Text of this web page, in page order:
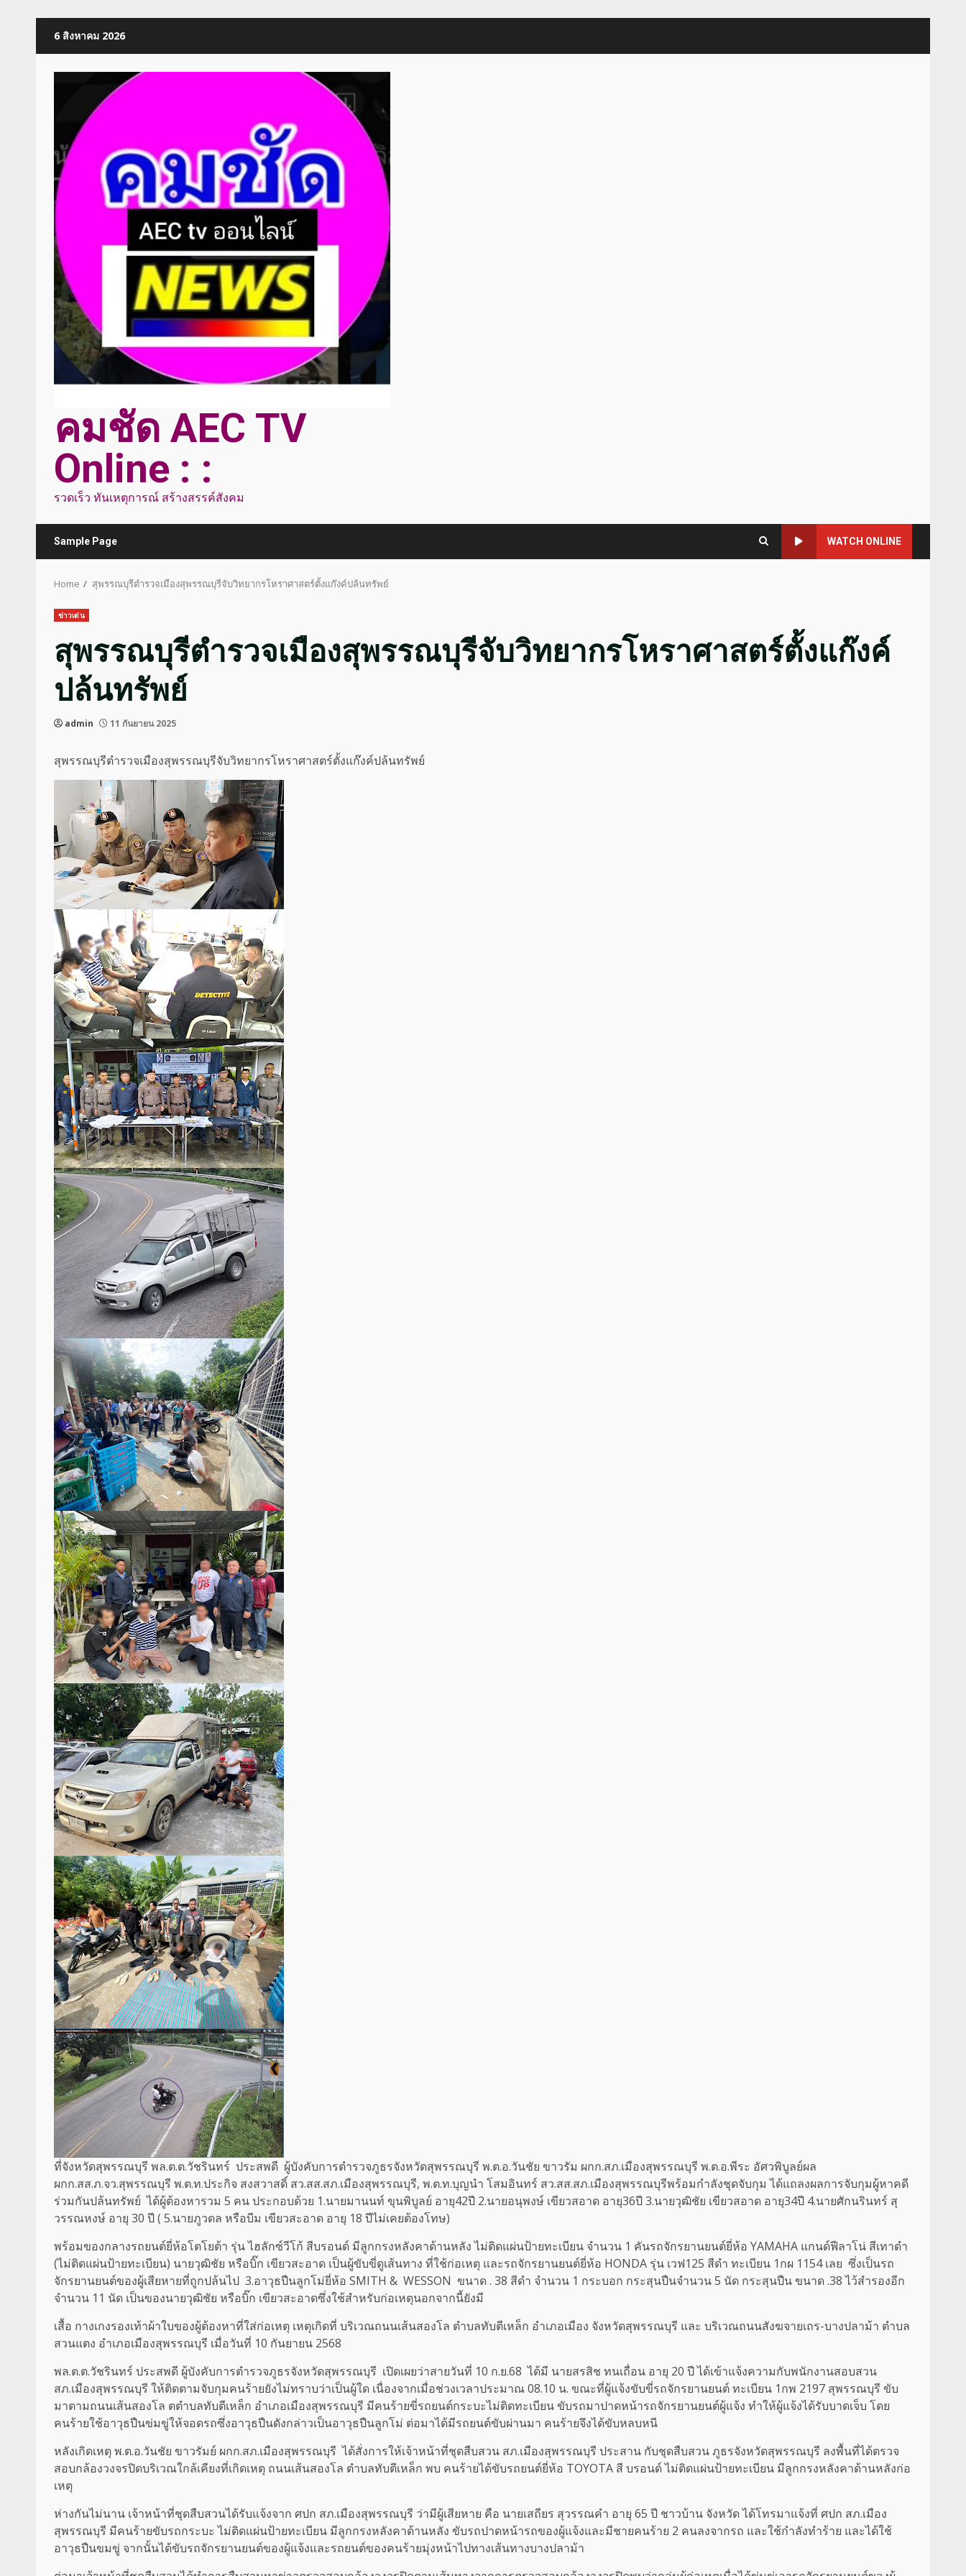
6 สิงหาคม 2026
คมชัด AEC TV
Online : :
รวดเร็ว ทันเหตุการณ์ สร้างสรรค์สังคม
Sample Page WATCH ONLINE
Home สุพรรณบุรีตำรวจเมืองสุพรรณบุรีจับวิทยากรโหราศาสตร์ตั้งแก๊งค์ปล้นทรัพย์
ข่าวเด่น
สุพรรณบุรีตำรวจเมืองสุพรรณบุรีจับวิทยากรโหราศาสตร์ตั้งแก๊งค์
ปล้นทรัพย์
admin 11 กันยายน 2025
สุพรรณบุรีตำรวจเมืองสุพรรณบุรีจับวิทยากรโหราศาสตร์ตั้งแก๊งค์ปล้นทรัพย์
ที่จังหวัดสุพรรณบุรี พล.ต.ต.วัชรินทร์ ประสพดี ผู้บังคับการตำรวจภูธรจังหวัดสุพรรณบุรี พ.ต.อ.วันชัย ขาวรัม ผกก.สภ.เมืองสุพรรณบุรี พ.ต.อ.พีระ อัศวพิบูลย์ผล
ผกก.สส.ภ.จว.สุพรรณบุรี พ.ต.ท.ประกิจ สงสวาสดิ์ สว.สส.สภ.เมืองสุพรรณบุรี, พ.ต.ท.บุญนำ โสมอินทร์ สว.สส.สภ.เมืองสุพรรณบุรีพร้อมกำลังชุดจับกุม ได้แถลงผลการจับกุมผู้หาคดี
ร่วมกันปล้นทรัพย์ ได้ผู้ต้องหารวม 5 คน ประกอบด้วย 1.นายมานนท์ ขุนพิบูลย์ อายุ42ปี 2.นายอนุพงษ์ เขียวสอาด อายุ36ปี 3.นายวุฒิชัย เขียวสอาด อายุ34ปี 4.นายศักนรินทร์ สุ
วรรณหงษ์ อายุ 30 ปี ( 5.นายภูวดล หรือบีม เขียวสะอาด อายุ 18 ปีไม่เคยต้องโทษ)
พร้อมของกลางรถยนต์ยี่ห้อโตโยต้า รุ่น ไฮลักซ์วีโก้ สีบรอนด์ มีลูกกรงหลังคาด้านหลัง ไม่ติดแผ่นป้ายทะเบียน จำนวน 1 คันรถจักรยานยนต์ยี่ห้อ YAMAHA แกนด์ฟีลาโน่ สีเทาดำ
(ไม่ติดแผ่นป้ายทะเบียน) นายวุฒิชัย หรือบิ๊ก เขียวสะอาด เป็นผู้ขับขี่ดูเส้นทาง ที่ใช้ก่อเหตุ และรถจักรยานยนต์ยี่ห้อ HONDA รุ่น เวฟ125 สีดำ ทะเบียน 1กผ 1154 เลย ซึ่งเป็นรถ
จักรยานยนต์ของผู้เสียหายที่ถูกปล้นไป 3.อาวุธปืนลูกโม่ยี่ห้อ SMITH & WESSON ขนาด . 38 สีดำ จำนวน 1 กระบอก กระสุนปืนจำนวน 5 นัด กระสุนปืน ขนาด .38 ไว้สำรองอีก
จำนวน 11 นัด เป็นของนายวุฒิชัย หรือบิ๊ก เขียวสะอาดซึ่งใช้สำหรับก่อเหตุนอกจากนี้ยังมี
เสื้อ กางเกงรองเท้าผ้าใบของผู้ต้องหาที่ใส่ก่อเหตุ เหตุเกิดที่ บริเวณถนนเส้นสองโล ตำบลทับตีเหล็ก อำเภอเมือง จังหวัดสุพรรณบุรี และ บริเวณถนนสังฆจายเถร-บางปลาม้า ตำบล
สวนแตง อำเภอเมืองสุพรรณบุรี เมื่อวันที่ 10 กันยายน 2568
พล.ต.ต.วัชรินทร์ ประสพดี ผู้บังคับการตำรวจภูธรจังหวัดสุพรรณบุรี เปิดเผยว่าสายวันที่ 10 ก.ย.68 ได้มี นายสรสิช ทนเถื่อน อายุ 20 ปี ได้เข้าแจ้งความกับพนักงานสอบสวน
สภ.เมืองสุพรรณบุรี ให้ติดตามจับกุมคนร้ายยังไม่ทราบว่าเป็นผู้ใด เนื่องจากเมื่อช่วงเวลาประมาณ 08.10 น. ขณะที่ผู้แจ้งขับขี่รถจักรยานยนต์ ทะเบียน 1กพ 2197 สุพรรณบุรี ขับ
มาตามถนนเส้นสองโล ตตำบลทับตีเหล็ก อำเภอเมืองสุพรรณบุรี มีคนร้ายขี่รถยนต์กระบะไม่ติดทะเบียน ขับรถมาปาดหน้ารถจักรยานยนต์ผู้แจ้ง ทำให้ผู้แจ้งได้รับบาดเจ็บ โดย
คนร้ายใช้อาวุธปืนข่มขู่ให้จอดรถซึ่งอาวุธปืนดังกล่าวเป็นอาวุธปืนลูกโม่ ต่อมาได้มีรถยนต์ขับผ่านมา คนร้ายจึงได้ขับหลบหนี
หลังเกิดเหตุ พ.ต.อ.วันชัย ขาวรัมย์ ผกก.สภ.เมืองสุพรรณบุรี ได้สั่งการให้เจ้าหน้าที่ชุดสืบสวน สภ.เมืองสุพรรณบุรี ประสาน กับชุดสืบสวน ภูธรจังหวัดสุพรรณบุรี ลงพื้นที่ได้ตรวจ
สอบกล้องวงจรปิดบริเวณใกล้เคียงที่เกิดเหตุ ถนนเส้นสองโล ตำบลทับตีเหล็ก พบ คนร้ายได้ขับรถยนต์ยี่ห้อ TOYOTA สี บรอนด์ ไม่ติดแผ่นป้ายทะเบียน มีลูกกรงหลังคาด้านหลังก่อ
เหตุ
ห่างกันไม่นาน เจ้าหน้าที่ชุดสืบสวนได้รับแจ้งจาก ศปก สภ.เมืองสุพรรณบุรี ว่ามีผู้เสียหาย คือ นายเสถียร สุวรรณคำ อายุ 65 ปี ชาวบ้าน จังหวัด ได้โทรมาแจ้งที่ ศปก สภ.เมือง
สุพรรณบุรี มีคนร้ายขับรถกระบะ ไม่ติดแผ่นป้ายทะเบียน มีลูกกรงหลังคาด้านหลัง ขับรถปาดหน้ารถของผู้แจ้งและมีชายคนร้าย 2 คนลงจากรถ และใช้กำลังทำร้าย และได้ใช้
อาวุธปืนขมขู่ จากนั้นได้ขับรถจักรยานยนต์ของผู้แจ้งและรถยนต์ของคนร้ายมุ่งหน้าไปทางเส้นทางบางปลาม้า